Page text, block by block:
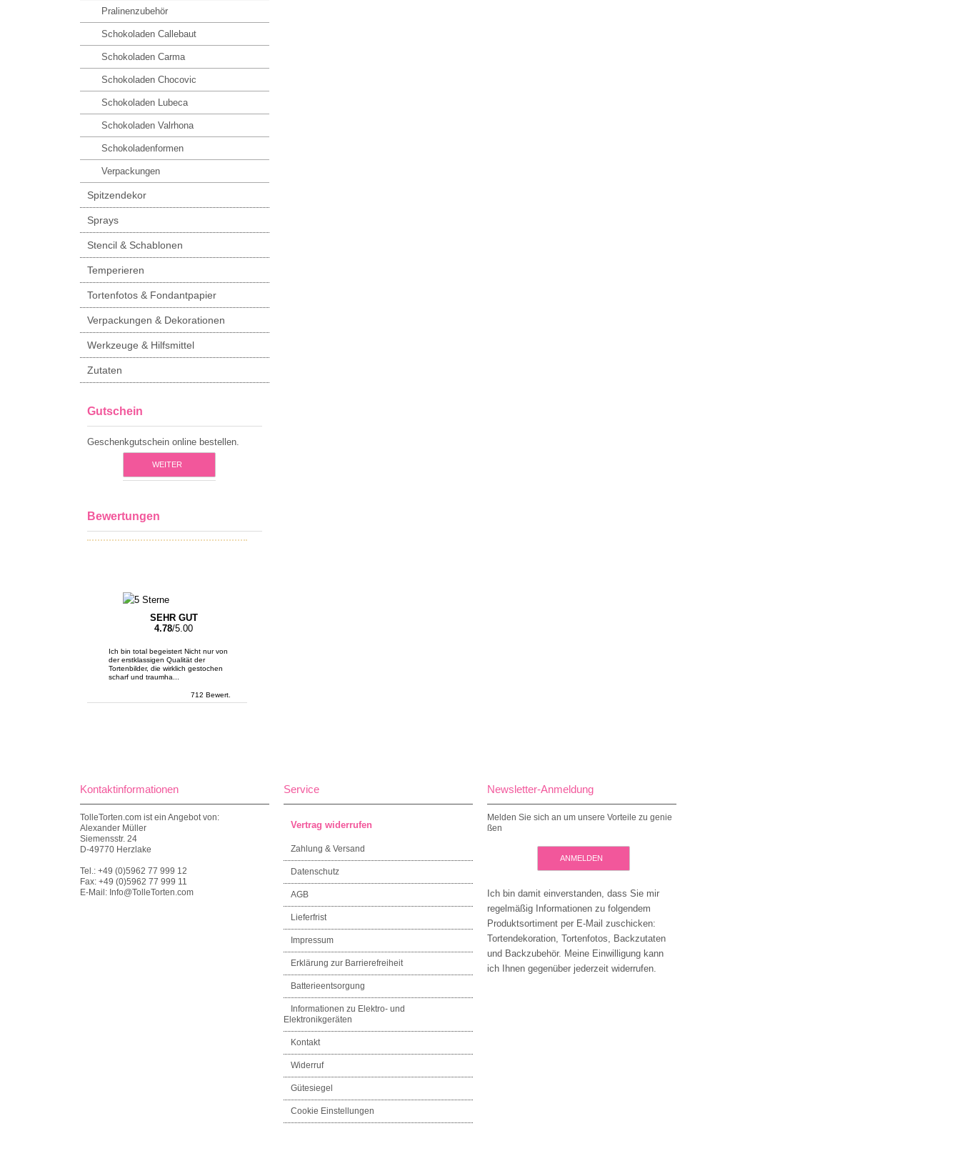
Pralinenzubehör
Schokoladen Callebaut
Schokoladen Carma
Schokoladen Chocovic
Schokoladen Lubeca
Schokoladen Valrhona
Schokoladenformen
Verpackungen
Spitzendekor
Sprays
Stencil & Schablonen
Temperieren
Tortenfotos & Fondantpapier
Verpackungen & Dekorationen
Werkzeuge & Hilfsmittel
Zutaten
Gutschein
Geschenkgutschein online bestellen.
WEITER
Bewertungen
SEHR GUT
4.78/5.00
Ich bin total begeistert Nicht nur von
der erstklassigen Qualität der
Tortenbilder, die wirklich gestochen
scharf und traumha...
712 Bewert.
Kontaktinformationen
TolleTorten.com ist ein Angebot von:
Alexander Müller
Siemensstr. 24
D-49770 Herzlake
Tel.: +49 (0)5962 77 999 12
Fax: +49 (0)5962 77 999 11
E-Mail: Info@TolleTorten.com
Service
Vertrag widerrufen
Zahlung & Versand
Datenschutz
AGB
Lieferfrist
Impressum
Erklärung zur Barrierefreiheit
Batterieentsorgung
Informationen zu Elektro- und
Elektronikgeräten
Kontakt
Widerruf
Gütesiegel
Cookie Einstellungen
Newsletter-Anmeldung
Melden Sie sich an um unsere Vorteile zu genie
ßen
ANMELDEN
Ich bin damit einverstanden, dass Sie mir
regelmäßig Informationen zu folgendem
Produktsortiment per E-Mail zuschicken:
Tortendekoration, Tortenfotos, Backzutaten
und Backzubehör. Meine Einwilligung kann
ich Ihnen gegenüber jederzeit widerrufen.